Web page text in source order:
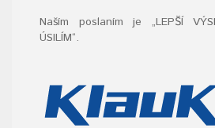
Naším poslaním je „LEPŠÍ
ÚSILÍM“.